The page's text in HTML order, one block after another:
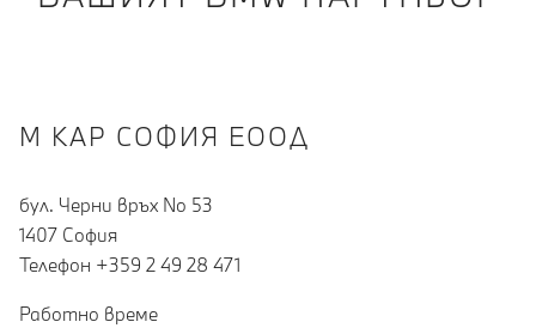
М КАР СОФИЯ ЕООД
бул. Черни връх No 53
1407 София
Teлефон +359 2 49 28 471
Работно време